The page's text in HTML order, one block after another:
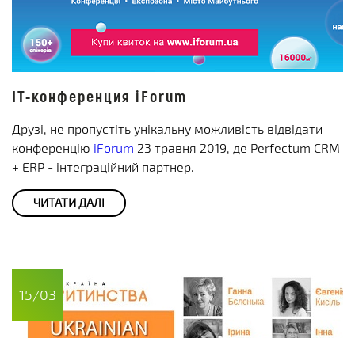
IT-конференция iForum
Друзі, не пропустіть унікальну можливість відвідати
конференцію iForum 23 травня 2019, де Perfectum CRM
+ ERP - інтеграційний партнер.
ЧИТАТИ ДАЛІ
15/03